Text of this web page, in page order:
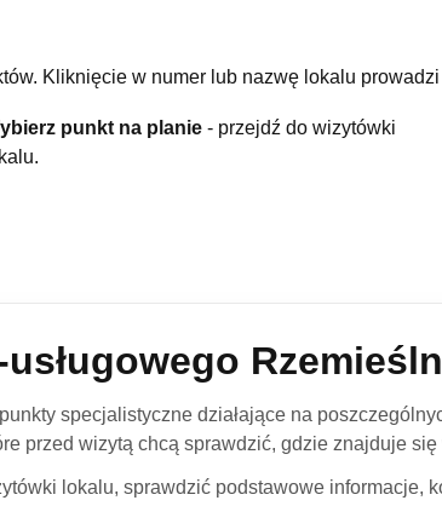
Kliknięcie w numer lub nazwę lokalu
punkt na planie - przejdź do wizytówki
specjalistyczne działające na
przed wizytą chcą sprawdzić, gdzie znajduje
lokalu, sprawdzić podstawowe informacje,